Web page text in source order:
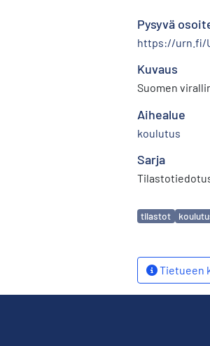
Pysyvä
https://urn.fi/
Kuvaus
Suomen
Aihealue
koulutus
Sarja
Avainsanat
tilastot
Tietueen